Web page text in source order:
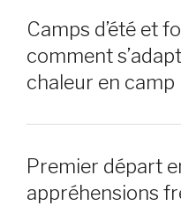
Camps d’été et
comment
chaleur en camp
Premier départ
appréhensions